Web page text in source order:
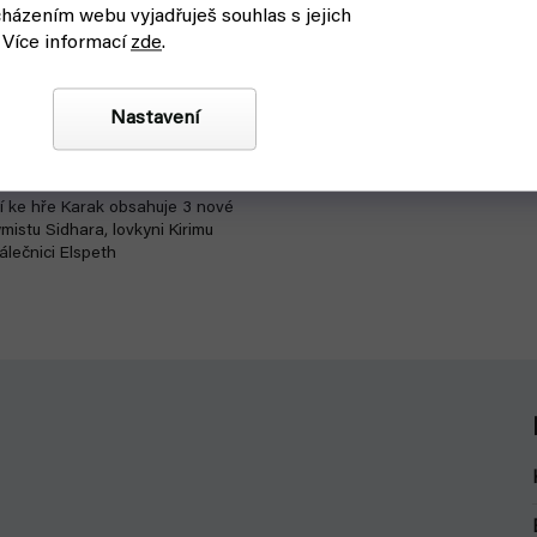
webu vyjadřuješ souhlas s jejich
informací zde.
Nastavení
Kirima & Elspeth (Albi)
Detail
ke hře Karak obsahuje 3 nové
Sidhara, lovkyni Kirimu
Elspeth